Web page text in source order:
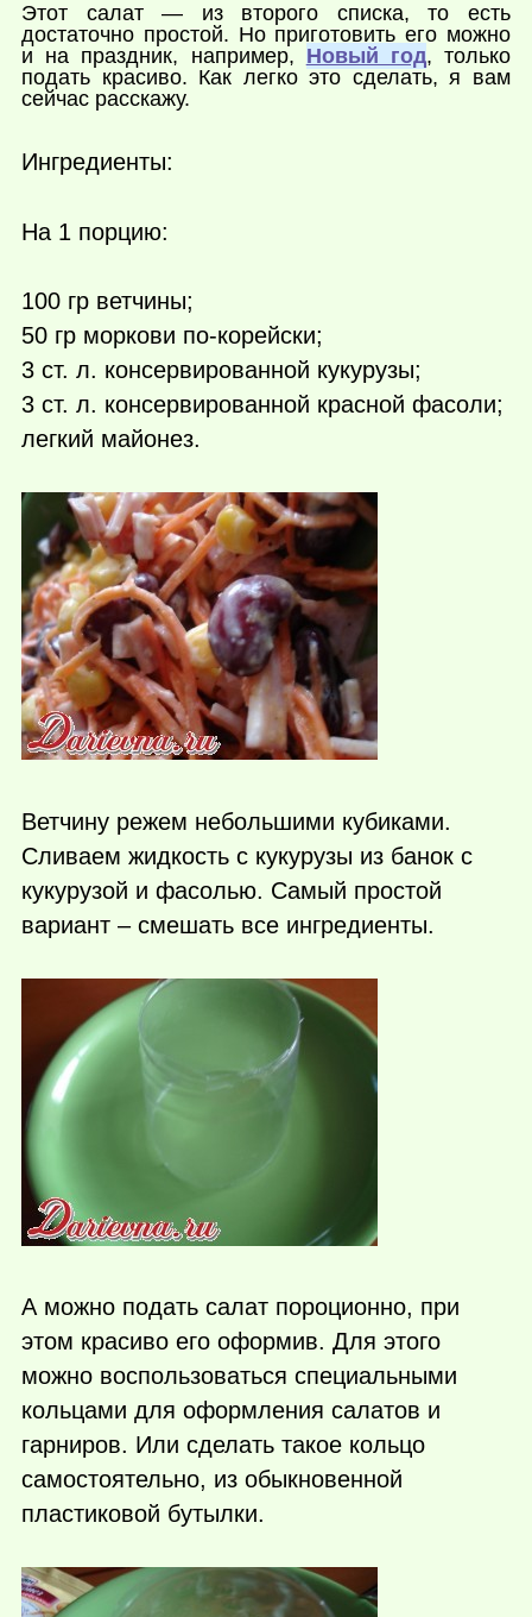
Этот салат — из второго списка, то есть
достаточно простой. Но приготовить его можно
и на праздник, например, Новый год, только
подать красиво. Как легко это сделать, я вам
сейчас расскажу.
Ингредиенты:
На 1 порцию:
100 гр ветчины;
50 гр моркови по-корейски;
3 ст. л. консервированной кукурузы;
3 ст. л. консервированной красной фасоли;
легкий майонез.
Ветчину режем небольшими кубиками.
Сливаем жидкость с кукурузы из банок с
кукурузой и фасолью. Самый простой
вариант – смешать все ингредиенты.
А можно подать салат пороционно, при
этом красиво его оформив. Для этого
можно воспользоваться специальными
кольцами для оформления салатов и
гарниров. Или сделать такое кольцо
самостоятельно, из обыкновенной
пластиковой бутылки.